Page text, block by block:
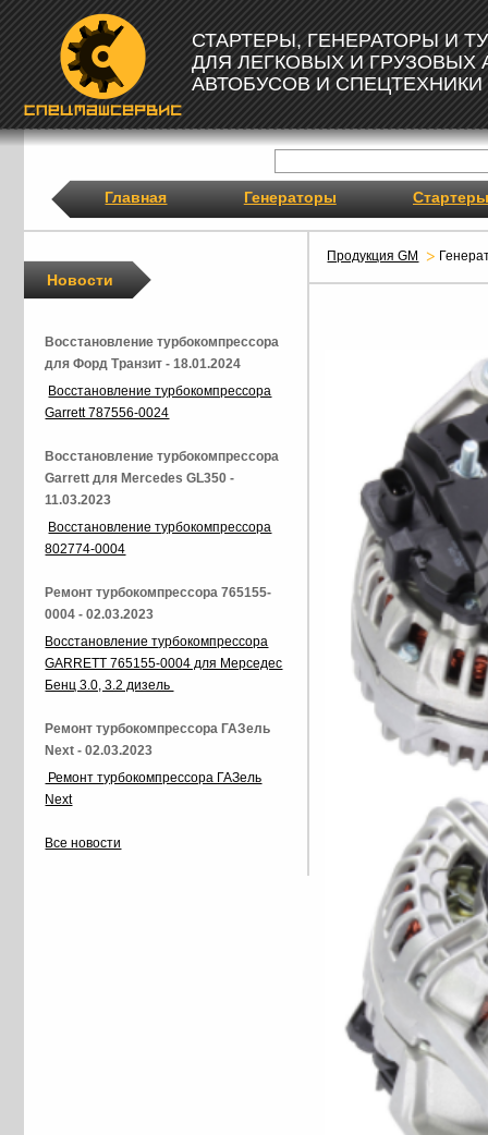
СТАРТЕРЫ, ГЕНЕРАТОРЫ И
ДЛЯ ЛЕГКОВЫХ И ГРУЗОВЫХ
АВТОБУСОВ И СПЕЦТЕХНИКИ
Главная Генераторы Стартеры
Продукция GM
Новости
Восстановление турбокомпрессора
для Форд Транзит - 18.01.2024
Восстановление турбокомпрессора
Garrett 787556-0024
Восстановление турбокомпрессора
Garrett для Mercedes GL350 -
11.03.2023
Восстановление турбокомпрессора
802774-0004
Ремонт турбокомпрессора 765155-
0004 - 02.03.2023
Восстановление турбокомпрессора
GARRETT 765155-0004 для Мерседес
Бенц 3.0, 3.2 дизель
Ремонт турбокомпрессора ГАЗель
Next - 02.03.2023
Ремонт турбокомпрессора ГАЗель
Next
Все новости